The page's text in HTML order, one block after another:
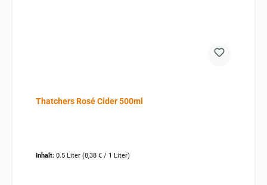
Thatchers Rosé Cider 500ml
Inhalt: 0.5 Liter (8,38 € / 1 Liter)